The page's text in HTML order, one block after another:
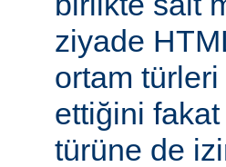
ziyade
ortam
ettiğini
türüne de